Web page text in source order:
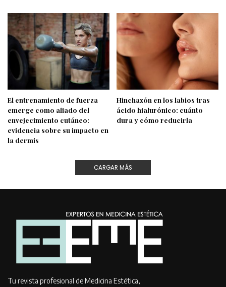
El entrenamiento de fuerza
emerge como aliado del
envejecimiento cutáneo:
evidencia sobre su impacto en
la dermis
Hinchazón en los labios tras
ácido hialurónico: cuánto
dura y cómo reducirla
CARGAR MÁS
Tu revista profesional de Medicina Estética,